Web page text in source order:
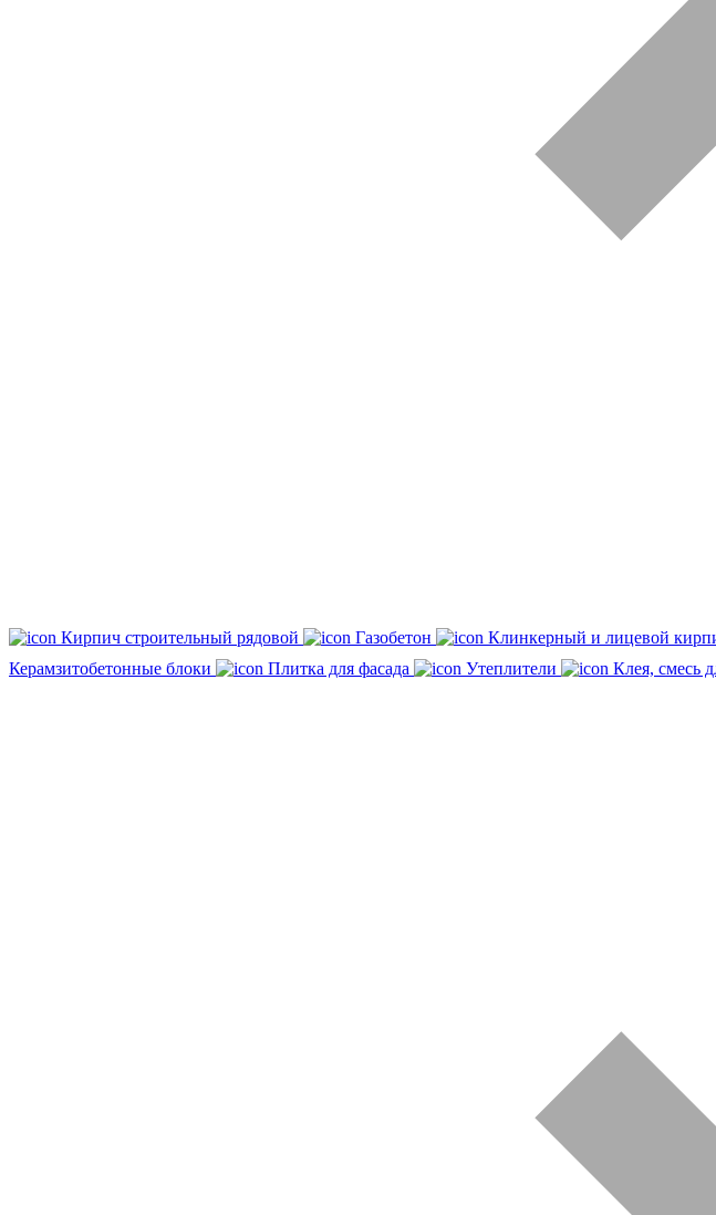
Кирпич строительный рядовой Газобетон Клинкерный и лицевой
Керамзитобетонные блоки
Плитка для фасада Утеплители Клея, смесь